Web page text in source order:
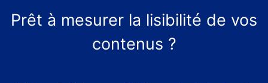
Prêt à mesurer la lisibilité de vos
contenus ?